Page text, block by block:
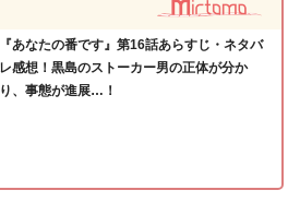
『あなたの番です』第16話あらすじ・ネタバ
レ感想！黒島のストーカー男の正体が分か
り、事態が進展…！